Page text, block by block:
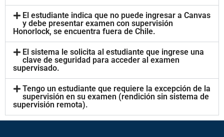
El estudiante indica que no puede ingresar a Canvas
y debe presentar examen con supervisión
Honorlock, se encuentra fuera de Chile.
El sistema le solicita al estudiante que ingrese una
clave de seguridad para acceder al examen
supervisado.
Tengo un estudiante que requiere la excepción de la
supervisión en su examen (rendición sin sistema de
supervisión remota).